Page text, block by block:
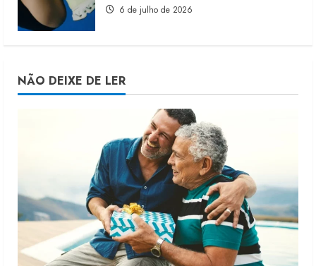
6 de julho de 2026
NÃO DEIXE DE LER